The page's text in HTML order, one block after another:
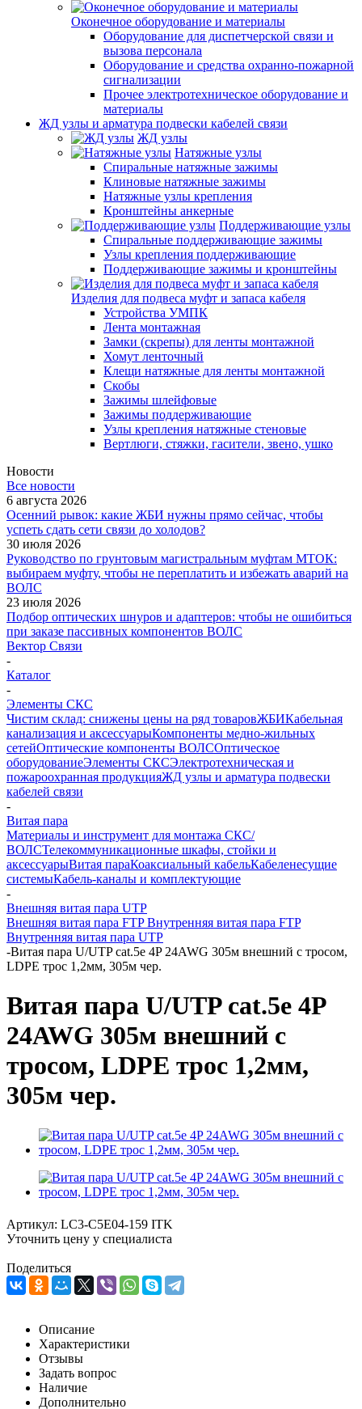
Оконечное оборудование и материалы
Оборудование для диспетчерской связи и
вызова персонала
Оборудование и средства охранно-пожарной
сигнализации
Прочее электротехническое оборудование и
материалы
ЖД узлы и арматура подвески кабелей связи
ЖД узлы
Натяжные узлы
Спиральные натяжные зажимы
Клиновые натяжные зажимы
Натяжные узлы крепления
Кронштейны анкерные
Поддерживающие узлы
Спиральные поддерживающие зажимы
Узлы крепления поддерживающие
Поддерживающие зажимы и кронштейны
Изделия для подвеса муфт и запаса кабеля
Устройства УМПК
Лента монтажная
Замки (скрепы) для ленты монтажной
Хомут ленточный
Клещи натяжные для ленты монтажной
Скобы
Зажимы шлейфовые
Зажимы поддерживающие
Узлы крепления натяжные стеновые
Вертлюги, стяжки, гасители, звено, ушко
Новости
Все новости
6 августа 2026
Осенний рывок: какие ЖБИ нужны прямо сейчас, чтобы
успеть сдать сети связи до холодов?
30 июля 2026
Руководство по грунтовым магистральным муфтам МТОК:
выбираем муфту, чтобы не переплатить и избежать аварий на
ВОЛС
23 июля 2026
Подбор оптических шнуров и адаптеров: чтобы не ошибиться
при заказе пассивных компонентов ВОЛС
Вектор Связи
-
Каталог
-
Элементы СКС
Чистим склад: снижены цены на ряд товаровЖБИКабельная
канализация и аксессуарыКомпоненты медно-жильных
сетейОптические компоненты ВОЛСОптическое
оборудованиеЭлементы СКСЭлектротехническая и
пожароохранная продукцияЖД узлы и арматура подвески
кабелей связи
-
Витая пара
Материалы и инструмент для монтажа СКС/
ВОЛСТелекоммуникационные шкафы, стойки и
аксессуарыВитая параКоаксиальный кабельКабеленесущие
системыКабель-каналы и комплектующие
-
Внешняя витая пара UTP
Внешняя витая пара FTPВнутренняя витая пара FTP
Внутренняя витая пара UTP
-Витая пара U/UTP cat.5e 4P 24AWG 305м внешний с тросом,
LDPE трос 1,2мм, 305м чер.
Витая пара U/UTP cat.5e 4P
24AWG 305м внешний с
тросом, LDPE трос 1,2мм,
305м чер.
Артикул: LC3-C5E04-159 ITK
Уточнить цену у специалиста
Поделиться
Описание
Характеристики
Отзывы
Задать вопрос
Наличие
Дополнительно